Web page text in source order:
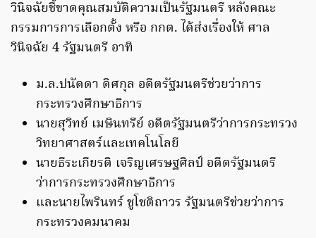
วินิจฉัยชี้ขาดคุณสมบัติความเป็นรัฐมนตรี หลังคณะ
กรรมการการเลือกตั้ง หรือ กกต. ได้ส่งเรื่องให้ ศาล
วินิจฉัย 4 รัฐมนตรี อาทิ
ม.ล.ปนัดดา ดิศกุล อดีตรัฐมนตรีช่วยว่าการ
กระทรวงศึกษาธิการ
นายสุวิทย์ เมษินทรีย์ อดีตรัฐมนตรีว่าการกระทรวง
วิทยาศาสตร์และเทคโนโลยี
นายธีระเกียรติ เจริญเศรษฐศิลป์ อดีตรัฐมนตรี
ว่าการกระทรวงศึกษาธิการ
และนายไพรินทร์ ชูโชติถาวร รัฐมนตรีช่วยว่าการ
กระทรวงคมนาคม